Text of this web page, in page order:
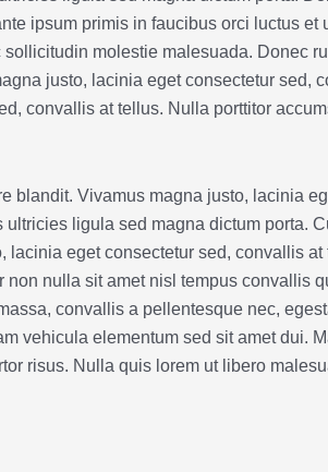
ipsum primis in faucibus orci luctus et
molestie malesuada. Donec
justo, lacinia eget consectetur sed,
convallis at tellus. Nulla porttitor
blandit. Vivamus magna justo, lacinia
ligula sed magna dictum porta.
eget consectetur sed, convallis
nulla sit amet nisl tempus convallis
convallis a pellentesque nec,
vehicula elementum sed sit amet dui.
risus. Nulla quis lorem ut libero